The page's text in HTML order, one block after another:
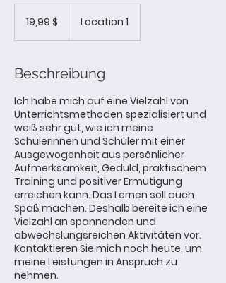
Dollar19,99 $ Location 1
Beschreibung
Ich habe mich auf eine Vielzahl von
Unterrichtsmethoden spezialisiert und
weiß sehr gut, wie ich meine
Schülerinnen und Schüler mit einer
Ausgewogenheit aus persönlicher
Aufmerksamkeit, Geduld, praktischem
Training und positiver Ermutigung
erreichen kann. Das Lernen soll auch
Spaß machen. Deshalb bereite ich eine
Vielzahl an spannenden und
abwechslungsreichen Aktivitäten vor.
Kontaktieren Sie mich noch heute, um
meine Leistungen in Anspruch zu
nehmen.